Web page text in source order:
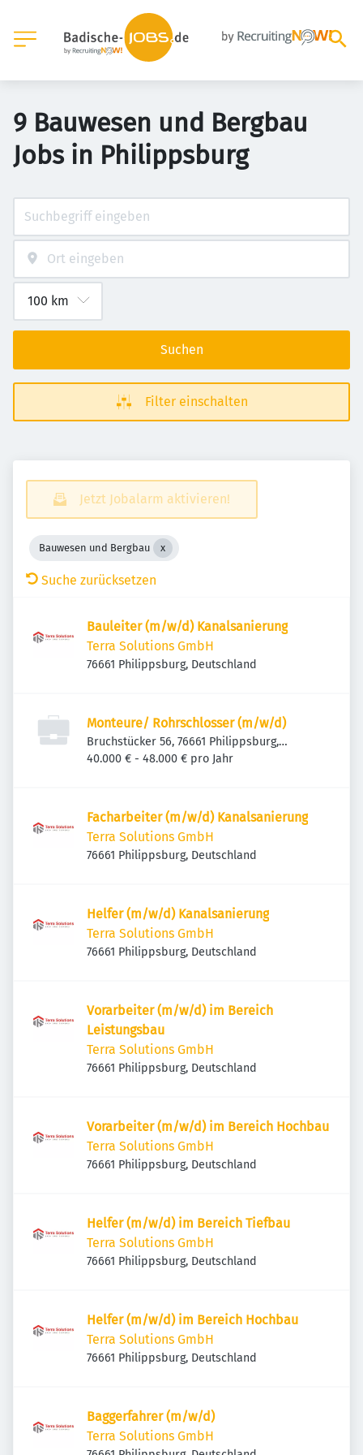
9 Bauwesen und Bergbau
Jobs in Philippsburg
Suchen
Filter einschalten
Jetzt Jobalarm aktivieren!
Bauwesen und Bergbau
Suche zurücksetzen
Bauleiter (m/w/d) Kanalsanierung
Terra Solutions GmbH
76661 Philippsburg, Deutschland
Monteure/ Rohrschlosser (m/w/d)
Bruchstücker 56, 76661 Philippsburg,
Deutschland
40.000 € - 48.000 € pro Jahr
Facharbeiter (m/w/d) Kanalsanierung
Terra Solutions GmbH
76661 Philippsburg, Deutschland
Helfer (m/w/d) Kanalsanierung
Terra Solutions GmbH
76661 Philippsburg, Deutschland
Vorarbeiter (m/w/d) im Bereich
Leistungsbau
Terra Solutions GmbH
76661 Philippsburg, Deutschland
Vorarbeiter (m/w/d) im Bereich Hochbau
Terra Solutions GmbH
76661 Philippsburg, Deutschland
Helfer (m/w/d) im Bereich Tiefbau
Terra Solutions GmbH
76661 Philippsburg, Deutschland
Helfer (m/w/d) im Bereich Hochbau
Terra Solutions GmbH
76661 Philippsburg, Deutschland
Baggerfahrer (m/w/d)
Terra Solutions GmbH